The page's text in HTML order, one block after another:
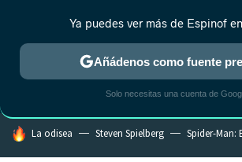
ESTRENOS REALITY ANIME
HOY SE HABLA DE
La odisea Steven Spielberg Spider-Man:
Ya puedes ver más de Espinof
Añádenos como fuente
Solo necesitas una cuenta de